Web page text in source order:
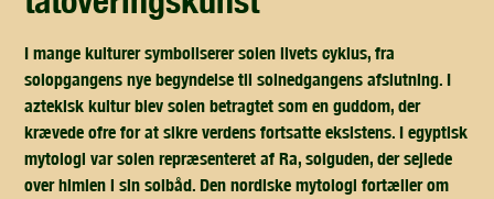
I mange kulturer symboliserer solen livets cyklus, fra
solopgangens nye begyndelse til solnedgangens afslutning. I
aztekisk kultur blev solen betragtet som en guddom, der
krævede ofre for at sikre verdens fortsatte eksistens. I egyptisk
mytologi var solen repræsenteret af Ra, solguden, der sejlede
over himlen i sin solbåd. Den nordiske mytologi fortæller om